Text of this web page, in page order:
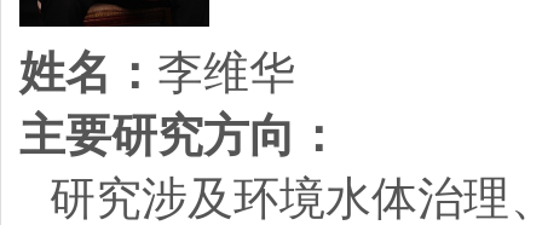
姓名： 李维华
主要研究方向：
研究涉及环境水体治理